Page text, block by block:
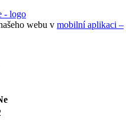
webu v mobilní aplikaci –